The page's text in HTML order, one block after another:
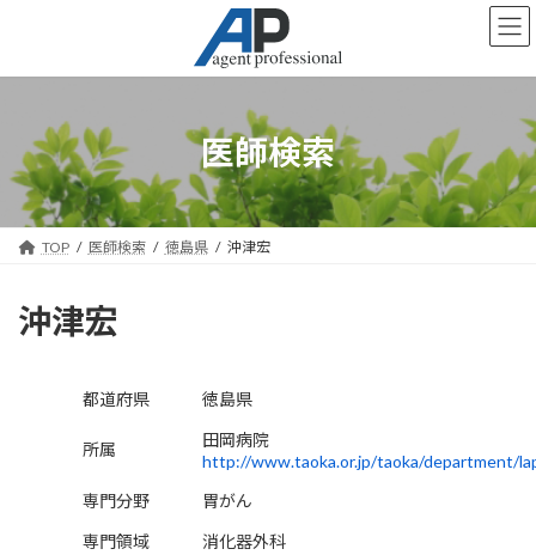
ン
キ
プ
ー
に
動
医師検索
TOP 医師検索 徳島県 沖津宏
沖津宏
都道府県 徳島県
所属
田岡病院
http://www.taoka.or.jp/taoka/department/
専門分野
胃がん
専門領域
消化器外科